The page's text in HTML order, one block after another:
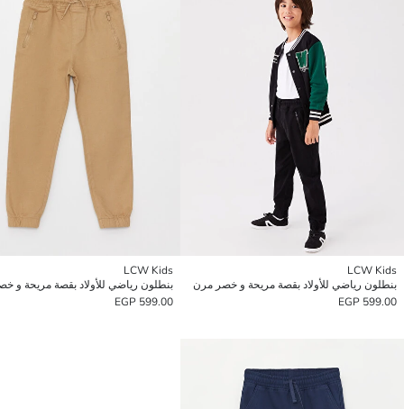
LCW Kids
بنطلون رياضي للأولاد بقصة مريحة و خصر مرن
599.00 EGP
LCW Kids
بنطلون رياضي للأولاد بقصة مريحة و
599.00 EGP